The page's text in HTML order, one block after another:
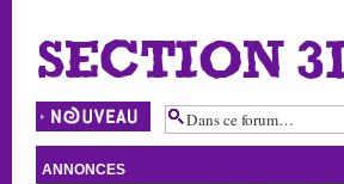
SECTION
Écrire un nouveau
sujet
ANNONCES